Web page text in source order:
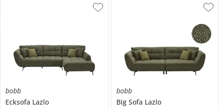
bobb
Ecksofa Lazlo
bobb
Big Sofa Lazlo